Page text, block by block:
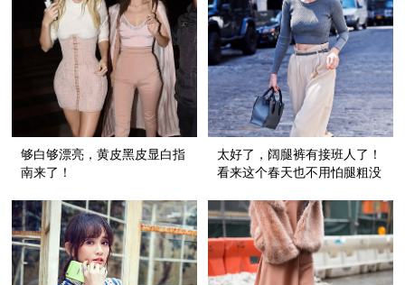
够白够漂亮，黄皮黑皮显白指
南来了！
太好了，阔腿裤有接班人了！
看来这个春天也不用怕腿粗没